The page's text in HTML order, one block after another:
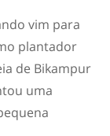
vim para
plantador
de Bikampur
uma